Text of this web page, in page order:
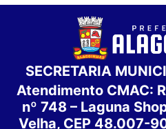
SECRETARIA
Atendimento CMAC:
nº 748 – Laguna
Velha, CEP 48.007-